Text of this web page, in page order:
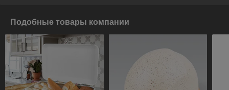
Подобные товары компании